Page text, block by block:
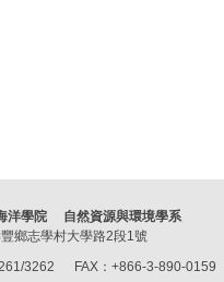
洋學院 自然資源與環境學系
鄉志學村大學路2段1號
3262 FAX：+866-3-890-0159